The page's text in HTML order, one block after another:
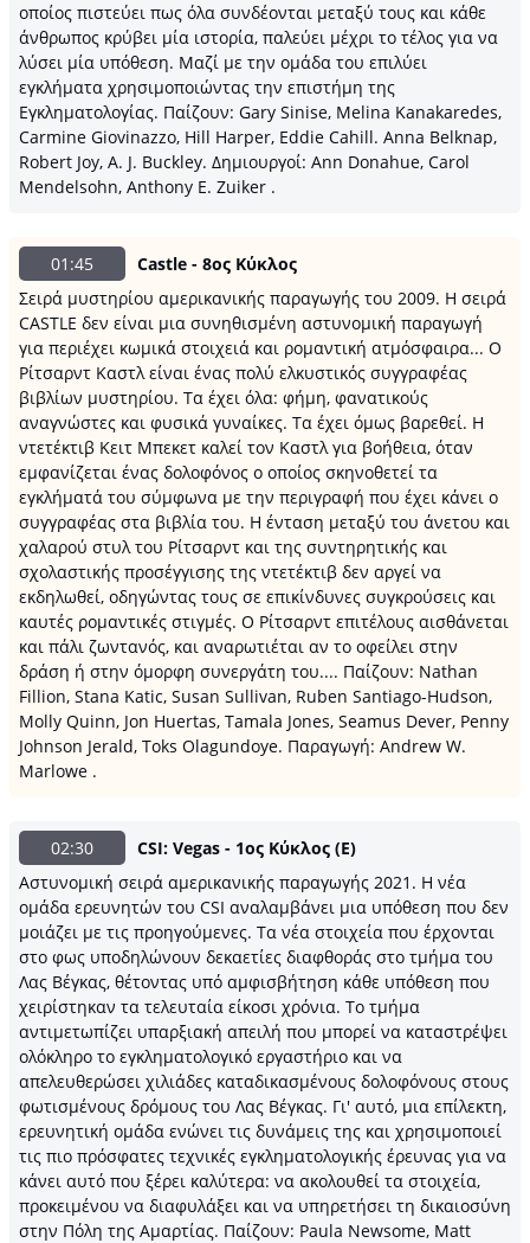
οποίος πιστεύει πως όλα συνδέονται μεταξύ τους και κάθε
άνθρωπος κρύβει μία ιστορία, παλεύει μέχρι το τέλος για να
λύσει μία υπόθεση. Μαζί με την ομάδα του επιλύει
εγκλήματα χρησιμοποιώντας την επιστήμη της
Εγκληματολογίας. Παίζουν: Gary Sinise, Melina Kanakaredes,
Carmine Giovinazzo, Hill Harper, Eddie Cahill. Anna Belknap,
Robert Joy, A. J. Buckley. Δημιουργοί: Ann Donahue, Carol
Mendelsohn, Anthony E. Zuiker .
01:45
Castle - 8ος Κύκλος
Σειρά μυστηρίου αμερικανικής παραγωγής του 2009. Η σειρά
CASTLE δεν είναι μια συνηθισμένη αστυνομική παραγωγή
για περιέχει κωμικά στοιχειά και ρομαντική ατμόσφαιρα... Ο
Ρίτσαρντ Καστλ είναι ένας πολύ ελκυστικός συγγραφέας
βιβλίων μυστηρίου. Τα έχει όλα: φήμη, φανατικούς
αναγνώστες και φυσικά γυναίκες. Τα έχει όμως βαρεθεί. Η
ντετέκτιβ Κειτ Μπεκετ καλεί τον Καστλ για βοήθεια, όταν
εμφανίζεται ένας δολοφόνος ο οποίος σκηνοθετεί τα
εγκλήματά του σύμφωνα με την περιγραφή που έχει κάνει ο
συγγραφέας στα βιβλία του. Η ένταση μεταξύ του άνετου και
χαλαρού στυλ του Ρίτσαρντ και της συντηρητικής και
σχολαστικής προσέγγισης της ντετέκτιβ δεν αργεί να
εκδηλωθεί, οδηγώντας τους σε επικίνδυνες συγκρούσεις και
καυτές ρομαντικές στιγμές. Ο Ρίτσαρντ επιτέλους αισθάνεται
και πάλι ζωντανός, και αναρωτιέται αν το οφείλει στην
δράση ή στην όμορφη συνεργάτη του.... Παίζουν: Nathan
Fillion, Stana Katic, Susan Sullivan, Ruben Santiago-Hudson,
Molly Quinn, Jon Huertas, Tamala Jones, Seamus Dever, Penny
Johnson Jerald, Toks Olagundoye. Παραγωγή: Andrew W.
Marlowe .
02:30
CSI: Vegas - 1ος Κύκλος (Ε)
Αστυνομική σειρά αμερικανικής παραγωγής 2021. H νέα
ομάδα ερευνητών του CSI αναλαμβάνει μια υπόθεση που δεν
μοιάζει με τις προηγούμενες. Τα νέα στοιχεία που έρχονται
στο φως υποδηλώνουν δεκαετίες διαφθοράς στο τμήμα του
Λας Βέγκας, θέτοντας υπό αμφισβήτηση κάθε υπόθεση που
χειρίστηκαν τα τελευταία είκοσι χρόνια. Το τμήμα
αντιμετωπίζει υπαρξιακή απειλή που μπορεί να καταστρέψει
ολόκληρο το εγκληματολογικό εργαστήριο και να
απελευθερώσει χιλιάδες καταδικασμένους δολοφόνους στους
φωτισμένους δρόμους του Λας Βέγκας. Γι' αυτό, μια επίλεκτη,
ερευνητική ομάδα ενώνει τις δυνάμεις της και χρησιμοποιεί
τις πιο πρόσφατες τεχνικές εγκληματολογικής έρευνας για να
κάνει αυτό που ξέρει καλύτερα: να ακολουθεί τα στοιχεία,
προκειμένου να διαφυλάξει και να υπηρετήσει τη δικαιοσύνη
στην Πόλη της Αμαρτίας. Παίζουν: Paula Newsome, Matt